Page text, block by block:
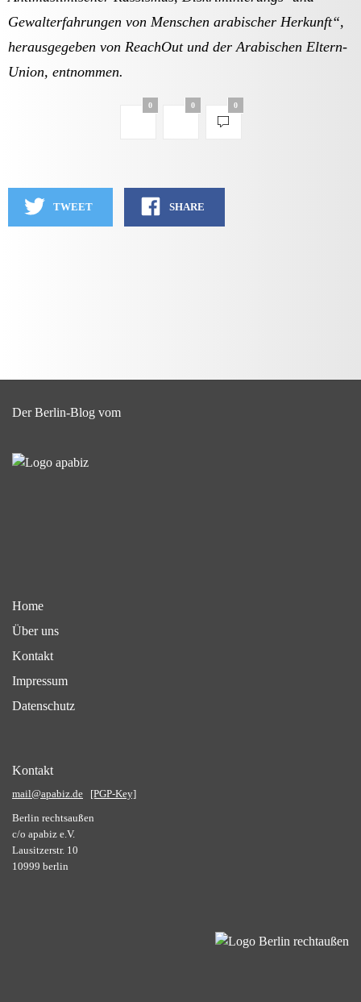
Gewalterfahrungen von Menschen arabischer Herkunft“,
herausgegeben von ReachOut und der Arabischen Eltern-
Union, entnommen.
0 0 0
TWEET SHARE
Der Berlin-Blog vom
Home
Über uns
Kontakt
Impressum
Datenschutz
Kontakt
mail@apabiz.de [PGP-Key]
Berlin rechtsaußen
c/o apabiz e.V.
Lausitzerstr. 10
10999 berlin